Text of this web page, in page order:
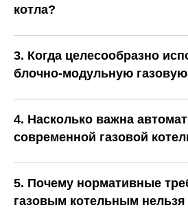
котла?
котельная представляет собой
взаимосвязанных инженерных
теплогенерации, автоматики,
водоподготовки,
теплоносителя. Котельная
организм, где отказ одного
систему.
3. Когда целесообразно
блочно-модульную
теплоснабжения. Они
условиях, имеют
минимизируют объем
4. Насколько важна
современной газовой
обеспечивает точное
работы, снижение расхода
аварийных ситуаций и
5. Почему нормативные
газовым котельным нельзя